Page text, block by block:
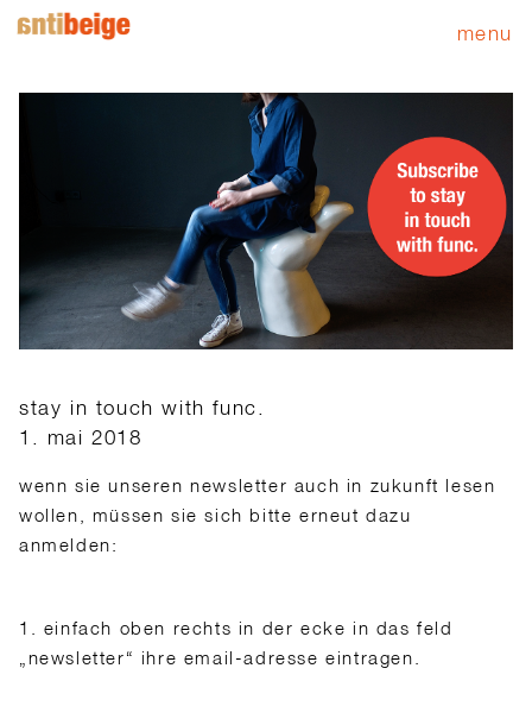
menu
stay in touch with func.
1. mai 2018
wenn sie unseren newsletter auch in zukunft lesen
wollen, müssen sie sich bitte erneut dazu
anmelden:
1. einfach oben rechts in der ecke in das feld
„newsletter“ ihre email-adresse eintragen.